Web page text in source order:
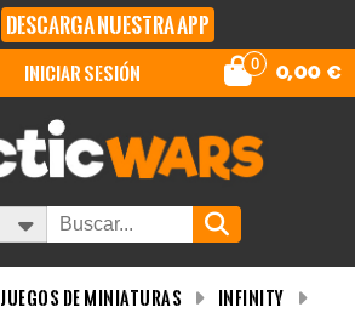
DESCARGA NUESTRA APP
0 0,00 €
iniciar sesión
Juegos de miniaturas
Infinity